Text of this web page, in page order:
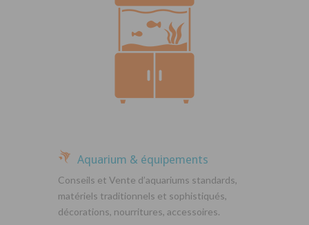
Aquarium & équipements
Conseils et Vente d’aquariums standards,
matériels traditionnels et sophistiqués,
décorations, nourritures, accessoires.